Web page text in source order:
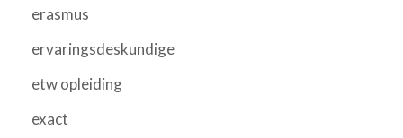
erasmus
ervaringsdeskundige
etw opleiding
exact